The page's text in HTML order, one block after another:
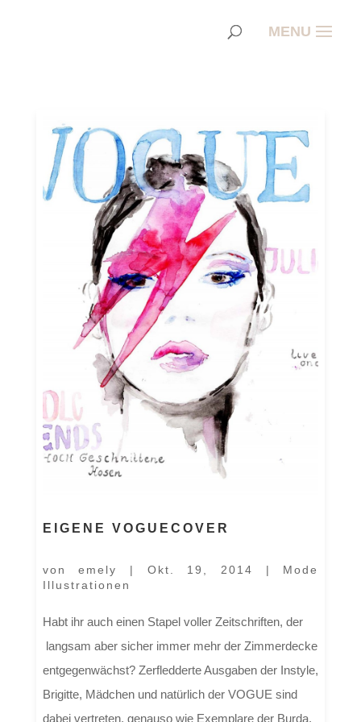
EIGENE VOGUECOVER
vonemely | Okt. 19, 2014 | Mode
Illustrationen
Habt ihr auch einen Stapel voller Zeitschriften, der
langsam aber sicher immer mehr der Zimmerdecke
entgegenwächst? Zerfledderte Ausgaben der Instyle,
Brigitte, Mädchen und natürlich der VOGUE sind
dabei vertreten, genauso wie Exemplare der Burda,